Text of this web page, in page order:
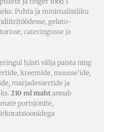
Puhta ja minimalistliku
gelato-
cateringusse ja
hästi välja paista ning
kreemide, mousse’ide,
marjadessertide ja
210 ml mahtannab
portsjonite,